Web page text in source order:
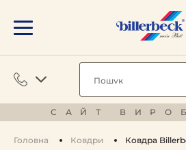
САЙТ
Головна Ковдри Ковдра